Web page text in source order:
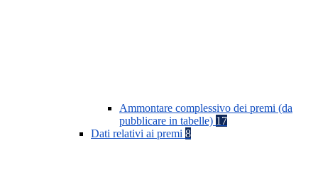
Ammontare complessivo dei premi (da
pubblicare in tabelle) 17
Dati relativi ai premi 8